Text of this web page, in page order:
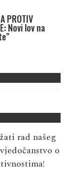
PROTIV
Novi lov na
rad našeg
o